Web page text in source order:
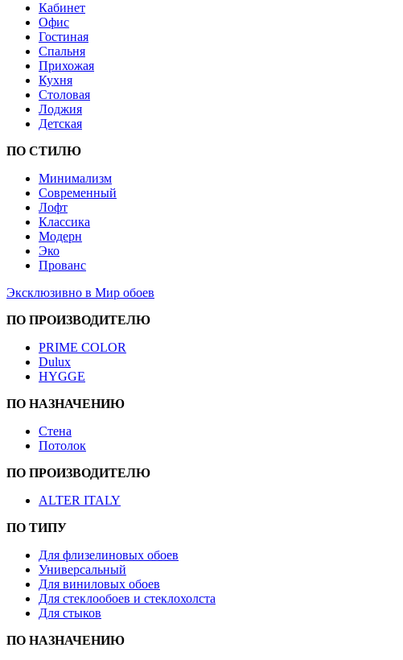
Кабинет
Офис
Гостиная
Спальня
Прихожая
Кухня
Столовая
Лоджия
Детская
ПО СТИЛЮ
Минимализм
Современный
Лофт
Классика
Модерн
Эко
Прованс
Эксклюзивно в Мир обоев
ПО ПРОИЗВОДИТЕЛЮ
PRIME COLOR
Dulux
HYGGE
ПО НАЗНАЧЕНИЮ
Стена
Потолок
ПО ПРОИЗВОДИТЕЛЮ
ALTER ITALY
ПО ТИПУ
Для флизелиновых обоев
Универсальный
Для виниловых обоев
Для стеклообоев и стеклохолста
Для стыков
ПО НАЗНАЧЕНИЮ